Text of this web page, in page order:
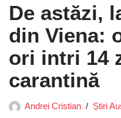
De astăzi,
din Viena:
ori intri 14
carantină
Andrei Cristian Știri